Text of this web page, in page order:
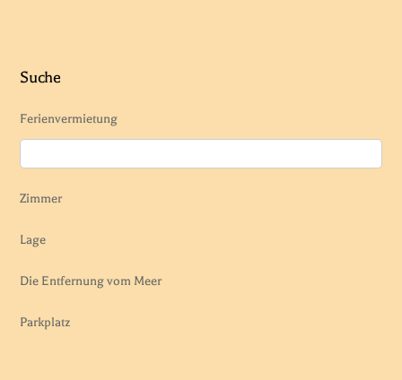
Suche
Ferienvermietung
Zimmer
Lage
Die Entfernung vom Meer
Parkplatz